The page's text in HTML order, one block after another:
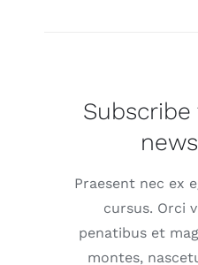
Praesent nec ex
cursus. Orci
penatibus et
montes,